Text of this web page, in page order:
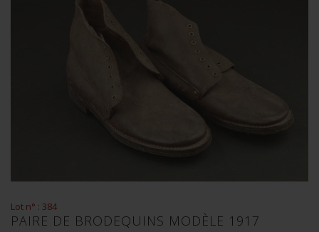
Lot n° : 384
PAIRE DE BRODEQUINS MODÈLE 1917